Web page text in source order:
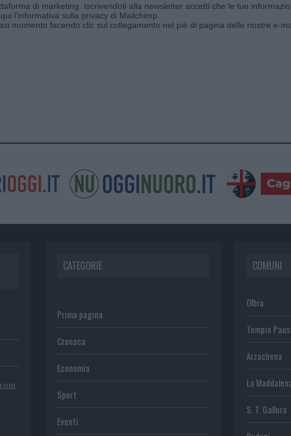
di marketing. Iscrivendoti alla newsletter accetti che le tue
l'informativa sulla privacy di Mailchimp
momento facendo clic sul collegamento nel piè di pagina delle nostre e-
CATEGORIE
Prima pagina
Cronaca
Economia
Sport
Eventi
COMUNI
Olbia
Tempio
Arzachena
La
S. T. Gallura